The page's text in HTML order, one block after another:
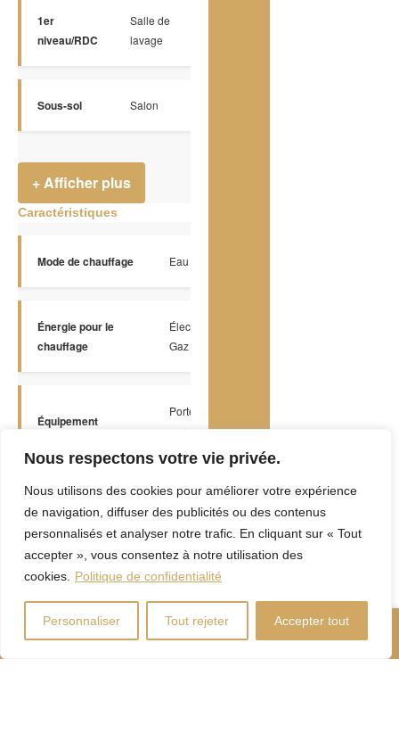
Nous respectons votre vie privée.
Nous utilisons des cookies pour améliorer votre expérience
de navigation, diffuser des publicités ou des contenus
personnalisés et analyser notre trafic. En cliquant sur « Tout
accepter », vous consentez à notre utilisation des
cookies.
Politique de confidentialité
Personnaliser Tout rejeter Accepter tout
1er
niveau/RDC
Salle de
lavage
Sous-sol Salon
+ Afficher plus
Caractéristiques
Mode de chauffage Eau chaude
Énergie pour le
chauffage
Électricité,
Gaz naturel
Équipement
Porte de
garage
électrique
Approvisionnement
en eau
Système d'égouts Municipal